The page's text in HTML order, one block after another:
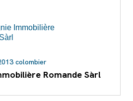
colombier
Romande Sàrl